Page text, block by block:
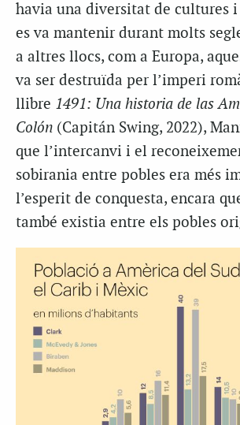
havia una diversitat de cultures i
es va mantenir durant molts
a altres llocs, com a Europa,
va ser destruïda per l’imperi
llibre 1491: Una historia de las
Colón (Capitán Swing, 2022),
que l’intercanvi i el
sobirania entre pobles era més
l’esperit de conquesta, encara
també existia entre els pobles